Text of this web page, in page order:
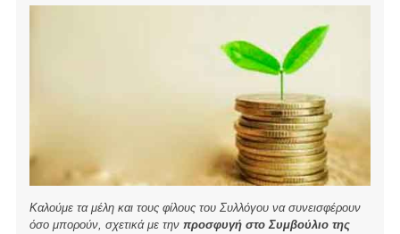
Καλούμε τα μέλη και τους φίλους του Συλλόγου να συνεισφέρουν
όσο μπορούν, σχετικά με την προσφυγή στο Συμβούλιο της